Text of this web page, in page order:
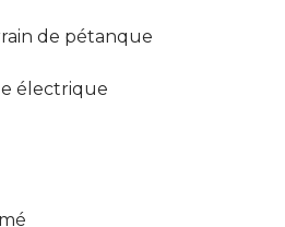
de pétanque
électrique